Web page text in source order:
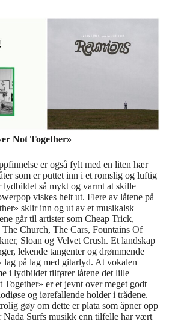
Not Together»
er også fylt med en liten hær
som er puttet inn i et romslig og luftig
så mykt og varmt at skille
viskes helt ut. Flere av låtene på
sklir inn og ut av et musikalsk
går til artister som Cheap Trick,
The Church, The Cars, Fountains Of
Sloan og Velvet Crush. Et landskap
lekende tangenter og drømmende
lag på lag med gitarlyd. At vokalen
i lydbildet tilfører låtene det lille
Together» er et jevnt over meget godt
og iørefallende holder i trådene.
gøy om dette er plata som åpner opp
Nada Surfs musikk enn tilfelle har vært